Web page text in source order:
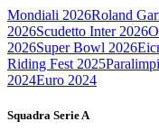
Mondiali 2026Roland
2026Scudetto Inter 2026
2026Super Bowl 2026
Riding Fest 2025
2024Euro 2024
Squadra Serie A